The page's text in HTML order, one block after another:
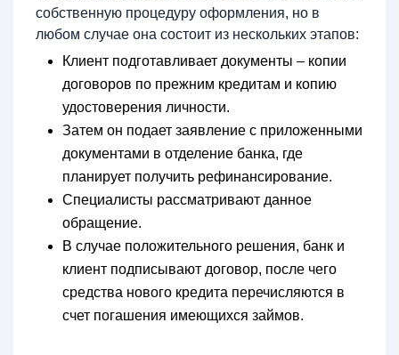
собственную процедуру оформления, но в
любом случае она состоит из нескольких этапов:
Клиент подготавливает документы – копии
договоров по прежним кредитам и копию
удостоверения личности.
Затем он подает заявление с приложенными
документами в отделение банка, где
планирует получить рефинансирование.
Специалисты рассматривают данное
обращение.
В случае положительного решения, банк и
клиент подписывают договор, после чего
средства нового кредита перечисляются в
счет погашения имеющихся займов.